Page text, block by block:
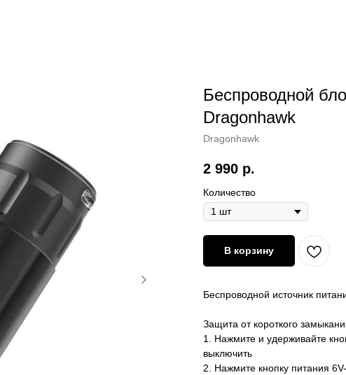
Беспроводной
Dragonhawk
Dragonhawk
2 990 р.
Количество
В корзину
Беспроводной источник
Защита от короткого
1. Нажмите и удерживайте
выключить
2. Нажмите кнопку питания